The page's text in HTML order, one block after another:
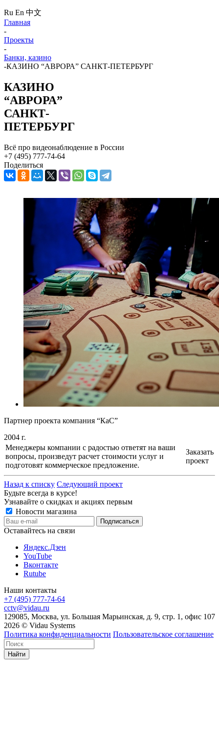
Ru En 中文
Главная
-
Проекты
-
Банки, казино
-КАЗИНО “АВРОРА” САНКТ-ПЕТЕРБУРГ
КАЗИНО
“АВРОРА”
САНКТ-
ПЕТЕРБУРГ
Всё про видеонаблюдение в России
+7 (495) 777-74-64
Поделиться
Партнер проекта компания “КаС”
2004 г.
Менеджеры компании с радостью ответят на ваши
вопросы, произведут расчет стоимости услуг и
подготовят коммерческое предложение.
Заказать
проект
Назад к списку Следующий проект
Будьте всегда в курсе!
Узнавайте о скидках и акциях первым
Новости магазина
Оставайтесь на связи
Яндекс.Дзен
YouTube
Вконтакте
Rutube
Наши контакты
+7 (495) 777-74-64
cctv@vidau.ru
129085, Москва, ул. Большая Марьинская, д. 9, стр. 1, офис 107
2026 © Vidau Systems
Политика конфиденциальности Пользовательское соглашение
Найти